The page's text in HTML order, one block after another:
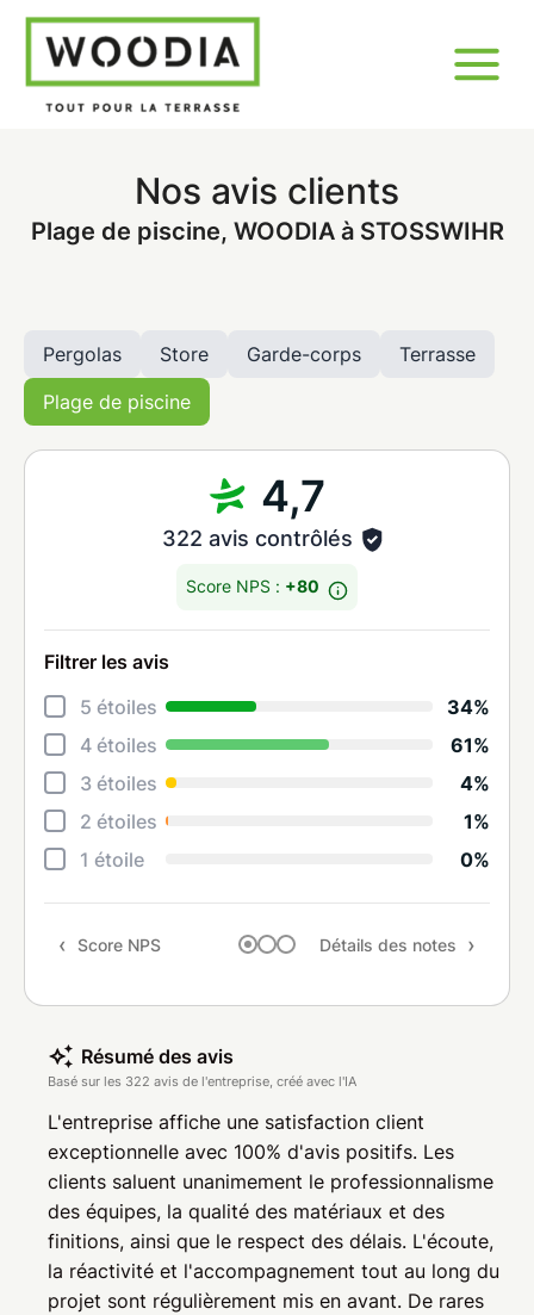
Plage de piscine, WOODIA à STOSSWIHR
Nos avis clients
Pergolas Store Garde-corps
Terrasse
Plage de piscine
4,7
322 avis contrôlés
Score NPS : +80
Filtrer les avis
5 étoiles
34%
4 étoiles
61%
3 étoiles
4%
2 étoiles
1%
1 étoile
0%
Score NPS Détails des notes
Résumé des avis
Basé sur les 322 avis de l'entreprise, créé avec l'IA
L'entreprise affiche une satisfaction client
exceptionnelle avec 100% d'avis positifs. Les
clients saluent unanimement le professionnalisme
des équipes, la qualité des matériaux et des
finitions, ainsi que le respect des délais. L'écoute,
la réactivité et l'accompagnement tout au long du
projet sont régulièrement mis en avant. De rares